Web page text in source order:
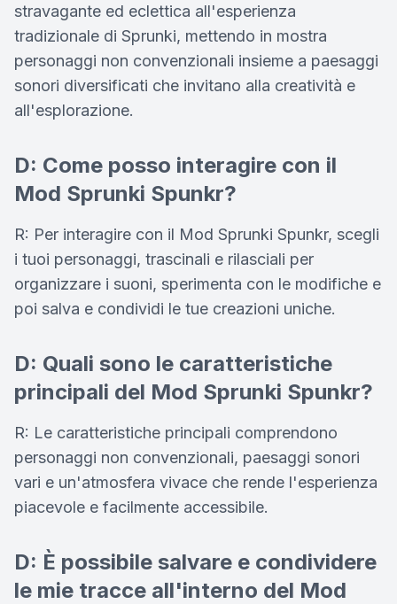
stravagante ed eclettica all'esperienza
tradizionale di Sprunki, mettendo in mostra
personaggi non convenzionali insieme a paesaggi
sonori diversificati che invitano alla creatività e
all'esplorazione.
D: Come posso interagire con il
Mod Sprunki Spunkr?
R: Per interagire con il Mod Sprunki Spunkr, scegli
i tuoi personaggi, trascinali e rilasciali per
organizzare i suoni, sperimenta con le modifiche e
poi salva e condividi le tue creazioni uniche.
D: Quali sono le caratteristiche
principali del Mod Sprunki Spunkr?
R: Le caratteristiche principali comprendono
personaggi non convenzionali, paesaggi sonori
vari e un'atmosfera vivace che rende l'esperienza
piacevole e facilmente accessibile.
D: È possibile salvare e condividere
le mie tracce all'interno del Mod